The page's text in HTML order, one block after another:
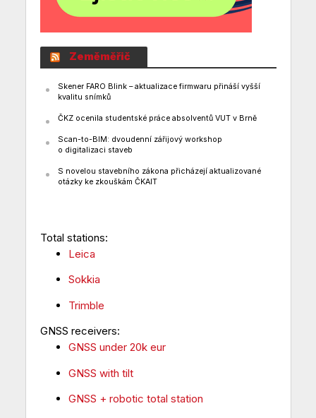
Zeměměřič
Skener FARO Blink – aktualizace firmwaru přináší vyšší
kvalitu snímků
ČKZ ocenila studentské práce absolventů VUT v Brně
Scan-to-BIM: dvoudenní zářijový workshop
o digitalizaci staveb
S novelou stavebního zákona přicházejí aktualizované
otázky ke zkouškám ČKAIT
Total stations:
Leica
Sokkia
Trimble
GNSS receivers:
GNSS under 20k eur
GNSS with tilt
GNSS + robotic total station